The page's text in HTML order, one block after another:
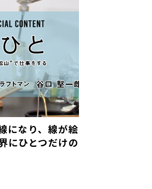
になり、線が絵
にひとつだけの